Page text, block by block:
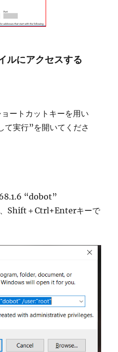
ルにアクセスする
ートカットキーを用い
て実行”を開いてくださ
“dobot”
Shift＋Ctrl+Enterキーで